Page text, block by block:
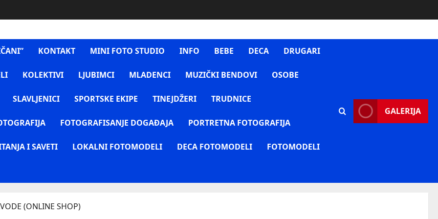
KONTAKT MINI FOTO STUDIO INFO BEBE DECA DRUGARI
KOLEKTIVI LJUBIMCI MLADENCI MUZIČKI BENDOVI OSOBE
SLAVLJENICI SPORTSKE EKIPE TINEJDŽERI TRUDNICE
FOTOGRAFISANJE DOGAĐAJA PORTRETNA FOTOGRAFIJA
I SAVETI LOKALNI FOTOMODELI DECA FOTOMODELI FOTOMODELI
GALERIJA
(ONLINE SHOP)